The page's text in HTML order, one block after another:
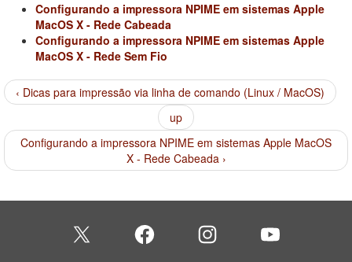
Configurando a impressora NPIME em sistemas Apple
MacOS X - Rede Cabeada
Configurando a impressora NPIME em sistemas Apple
MacOS X - Rede Sem Fio
‹ Dicas para impressão via linha de comando (Linux / MacOS)
up
Configurando a impressora NPIME em sistemas Apple MacOS
X - Rede Cabeada ›